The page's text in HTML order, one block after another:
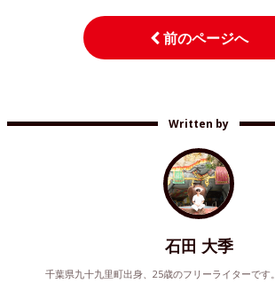
前のページへ
Written by
石田 大季
千葉県九十九里町出身、25歳のフリーライターです。